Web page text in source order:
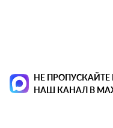
НЕ
НАШ КАНАЛ В